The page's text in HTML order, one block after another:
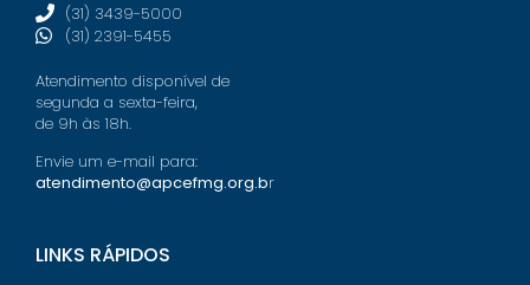
(31) 3439-5000
(31) 2391-5455
Atendimento disponível de
segunda a sexta-feira,
de 9h às 18h.
Envie um e-mail para:
atendimento@apcefmg.org.br
LINKS RÁPIDOS